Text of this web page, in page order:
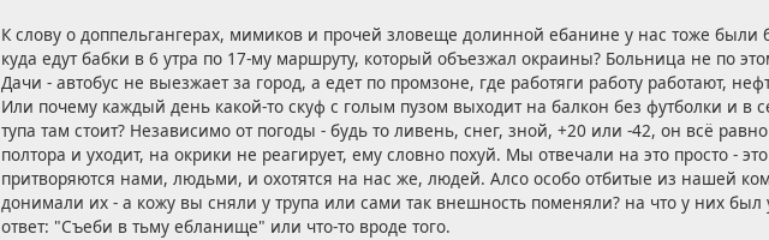
К слову о доппельгангерах, мимиков и прочей зловеще долинной ебанине у нас тоже были
куда едут бабки в 6 утра по 17-му маршруту, который объезжал окраины? Больница не по
Дачи - автобус не выезжает за город, а едет по промзоне, где работяги работу работают,
Или почему каждый день какой-то скуф с голым пузом выходит на балкон без футболки и в
тупа там стоит? Независимо от погоды - будь то ливень, снег, зной, +20 или -42, он всё
полтора и уходит, на окрики не реагирует, ему словно похуй. Мы отвечали на это просто -
притворяются нами, людьми, и охотятся на нас же, людей. Алсо особо отбитые из нашей
донимали их - а кожу вы сняли у трупа или сами так внешность поменяли? на что у них
ответ: "Съеби в тьму ебланище" или что-то вроде того.